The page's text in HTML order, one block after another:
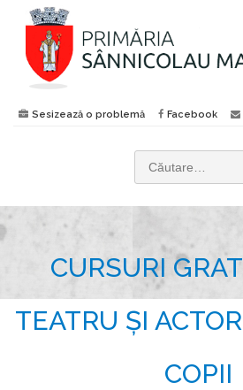
Sesizează o problemă Facebook
u
CURSURI
TEATRU ȘI
COPII